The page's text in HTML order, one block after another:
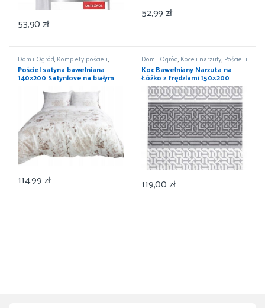
53,90zł
52,99zł
Dom i Ogród, Komplety pościeli,
Pościel i koce ,Wyposażenie
Pościel satyna bawełniana
140×200 Satynlove na białym
tle liście 1534/1
114,99zł
Dom i Ogród, Koce i narzuty, Pościel i
koce,Wyposażenie
Koc Bawełniany Narzuta na
Łóżko z frędzlami 150×200
119,00zł